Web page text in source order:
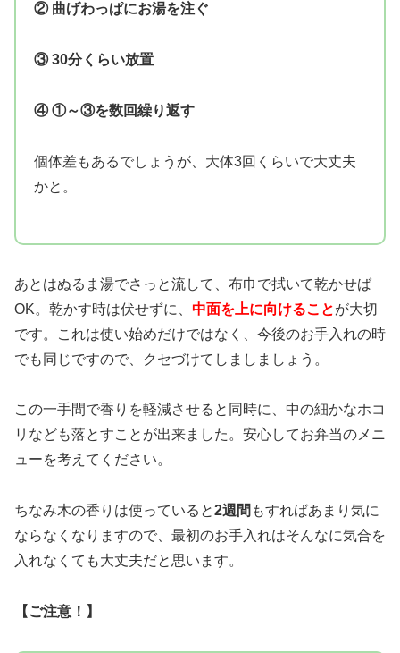
② 曲げわっぱにお湯を注ぐ
③ 30分くらい放置
④ ①～③を数回繰り返す
個体差もあるでしょうが、大体3回くらいで大丈夫
かと。
あとはぬるま湯でさっと流して、布巾で拭いて乾かせば
OK。乾かす時は伏せずに、 中面を上に向けることが大切
です。これは使い始めだけではなく、今後のお手入れの時
でも同じですので、クセづけてしましましょう。
この一手間で香りを軽減させると同時に、中の細かなホコ
リなども落とすことが出来ました。安心してお弁当のメニ
ューを考えてください。
ちなみ木の香りは使っていると2週間 もすればあまり気に
ならなくなりますので、最初のお手入れはそんなに気合を
入れなくても大丈夫だと思います。
【ご注意！】